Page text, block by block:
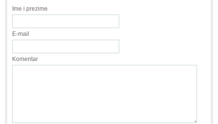
Ime i prezime
E-mail
Komentar